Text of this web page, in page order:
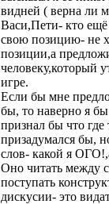
видней ( верна ли
Васи,Пети- кто ещё
свою позицию- не
позиции,а
человеку,который
игре.
Если бы мне
бы, то наверно я бы
признал бы что где
призадумался бы,
слов- какой я
Оно читать между
поступать
дискусии- это